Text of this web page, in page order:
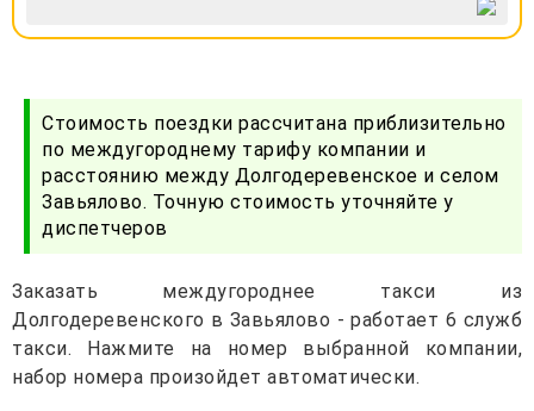
Стоимость поездки рассчитана приблизительно
по междугороднему тарифу компании и
расстоянию между Долгодеревенское и селом
Завьялово. Точную стоимость уточняйте у
диспетчеров
Заказать междугороднее такси из
Долгодеревенского в Завьялово - работает 6 служб
такси. Нажмите на номер выбранной компании,
набор номера произойдет автоматически.